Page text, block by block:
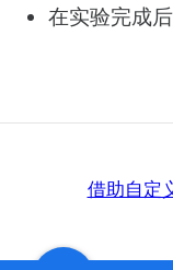
在实验完成
借助自定